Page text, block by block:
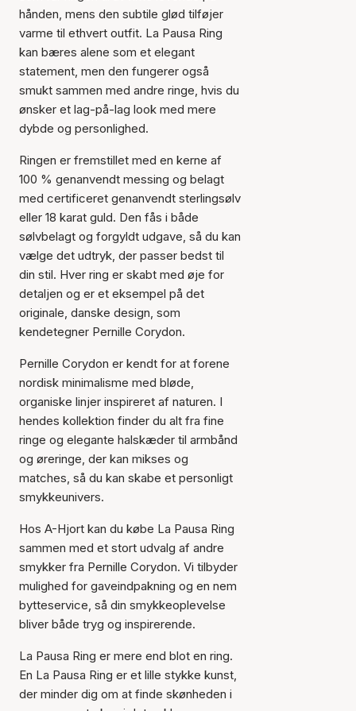
hånden, mens den subtile glød tilføjer
varme til ethvert outfit. La Pausa Ring
kan bæres alene som et elegant
statement, men den fungerer også
smukt sammen med andre ringe, hvis du
ønsker et lag-på-lag look med mere
dybde og personlighed.
Ringen er fremstillet med en kerne af
100 % genanvendt messing og belagt
med certificeret genanvendt sterlingsølv
eller 18 karat guld. Den fås i både
sølvbelagt og forgyldt udgave, så du kan
vælge det udtryk, der passer bedst til
din stil. Hver ring er skabt med øje for
detaljen og er et eksempel på det
originale, danske design, som
kendetegner Pernille Corydon.
Pernille Corydon er kendt for at forene
nordisk minimalisme med bløde,
organiske linjer inspireret af naturen. I
hendes kollektion finder du alt fra fine
ringe og elegante halskæder til armbånd
og øreringe, der kan mikses og
matches, så du kan skabe et personligt
smykkeunivers.
Hos A-Hjort kan du købe La Pausa Ring
sammen med et stort udvalg af andre
smykker fra Pernille Corydon. Vi tilbyder
mulighed for gaveindpakning og en nem
bytteservice, så din smykkeoplevelse
bliver både tryg og inspirerende.
La Pausa Ring er mere end blot en ring.
En La Pausa Ring er et lille stykke kunst,
der minder dig om at finde skønheden i